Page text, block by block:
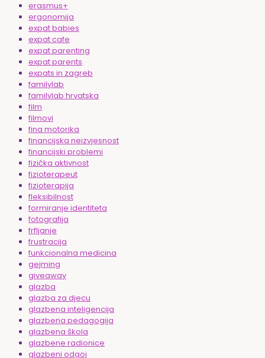
erasmus+
ergonomija
expat babies
expat cafe
expat parenting
expat parents
expats in zagreb
familylab
familylab hrvatska
film
filmovi
fina motorika
financijska neizvjesnost
financijski problemi
fizička aktivnost
fizioterapeut
fizioterapija
fleksibilnost
formiranje identiteta
fotografija
frfljanje
frustracija
funkcionalna medicina
gejming
giveaway
glazba
glazba za djecu
glazbena inteligencija
glazbena pedagogija
glazbena škola
glazbene radionice
glazbeni odgoj